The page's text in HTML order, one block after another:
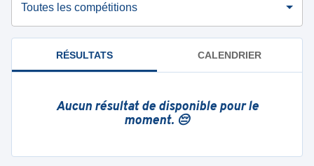
Toutes les compétitions
RÉSULTATS CALENDRIER
Aucun résultat de disponible pour le
moment. 😔